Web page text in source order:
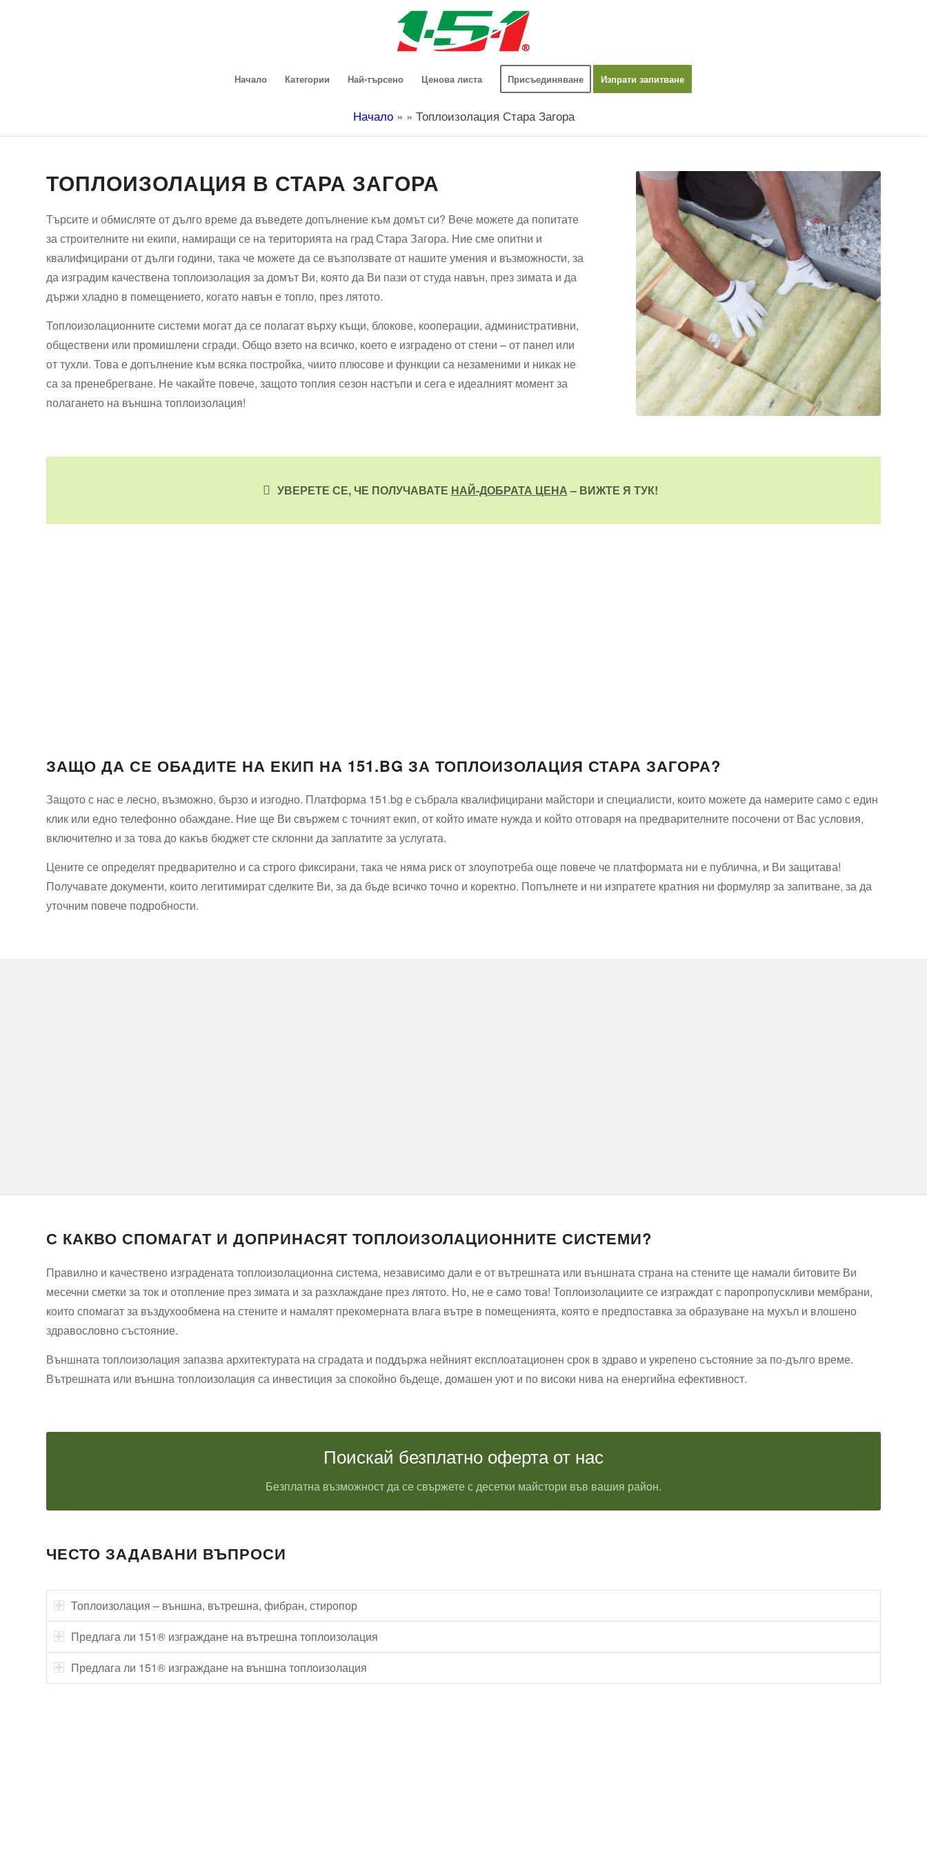
Начало Категории Най-търсено Ценова листа Присъединяване Изпрати запитване
Начало» » Топлоизолация Стара Загора
ТОПЛОИЗОЛАЦИЯ В СТАРА ЗАГОРА
Търсите и обмисляте от дълго време да въведете допълнение към домът си? Вече можете да попитате
за строителните ни екипи, намиращи се на територията на град Стара Загора. Ние сме опитни и
квалифицирани от дълги години, така че можете да се възползвате от нашите умения и възможности, за
да изградим качествена топлоизолация за домът Ви, която да Ви пази от студа навън, през зимата и да
държи хладно в помещението, когато навън е топло, през лятото.
Топлоизолационните системи могат да се полагат върху къщи, блокове, кооперации, административни,
обществени или промишлени сгради. Общо взето на всичко, което е изградено от стени – от панел или
от тухли. Това е допълнение към всяка постройка, чиито плюсове и функции са незаменими и никак не
са за пренебрегване. Не чакайте повече, защото топлия сезон настъпи и сега е идеалният момент за
полагането на външна топлоизолация!
УВЕРЕТЕ СЕ, ЧЕ ПОЛУЧАВАТЕ НАЙ-ДОБРАТА ЦЕНА– ВИЖТЕ Я ТУК!
ЗАЩО ДА СЕ ОБАДИТЕ НА ЕКИП НА 151.BG ЗА ТОПЛОИЗОЛАЦИЯ СТАРА ЗАГОРА?
Защото с нас е лесно, възможно, бързо и изгодно. Платформа 151.bg е събрала квалифицирани майстори и специалисти, които можете да намерите само с един
клик или едно телефонно обаждане. Ние ще Ви свържем с точният екип, от който имате нужда и който отговаря на предварителните посочени от Вас условия,
включително и за това до какъв бюджет сте склонни да заплатите за услугата.
Цените се определят предварително и са строго фиксирани, така че няма риск от злоупотреба още повече че платформата ни е публична, и Ви защитава!
Получавате документи, които легитимират сделките Ви, за да бъде всичко точно и коректно. Попълнете и ни изпратете кратния ни формуляр за запитване, за да
уточним повече подробности.
С КАКВО СПОМАГАТ И ДОПРИНАСЯТ ТОПЛОИЗОЛАЦИОННИТЕ СИСТЕМИ?
Правилно и качествено изградената топлоизолационна система, независимо дали е от вътрешната или външната страна на стените ще намали битовите Ви
месечни сметки за ток и отопление през зимата и за разхлаждане през лятото. Но, не е само това! Топлоизолациите се изграждат с паропропускливи мембрани,
които спомагат за въздухообмена на стените и намалят прекомерната влага вътре в помещенията, която е предпоставка за образуване на мухъл и влошено
здравословно състояние.
Външната топлоизолация запазва архитектурата на сградата и поддържа нейният експлоатационен срок в здраво и укрепено състояние за по-дълго време.
Вътрешната или външна топлоизолация са инвестиция за спокойно бъдеще, домашен уют и по високи нива на енергийна ефективност.
Поискай безплатно оферта от нас
Безплатна възможност да се свържете с десетки майстори във вашия район.
ЧЕСТО ЗАДАВАНИ ВЪПРОСИ
Топлоизолация – външна, вътрешна, фибран, стиропор
Предлага ли 151® изграждане на вътрешна топлоизолация
Предлага ли 151® изграждане на външна топлоизолация